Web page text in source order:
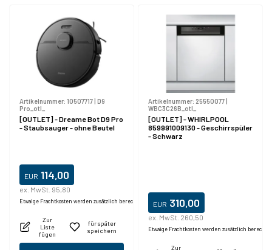
Artikelnummer: 10507717| D9
Pro_otl_
[OUTLET] - Dreame Bot D9 Pro
- Staubsauger - ohne Beutel
EUR 114,00
ex. MwSt. 95,80
Etwaige Frachtkosten werden zusätzlich berechnet.
Zur
Liste
fügen
für später
speichern
Artikelnummer: 25550077|
WBC3C26B_otl_
[OUTLET] - WHIRLPOOL
859991009130 - Geschirrspüler
- Schwarz
EUR 310,00
ex. MwSt. 260,50
Etwaige Frachtkosten werden zusätzlich
Zur